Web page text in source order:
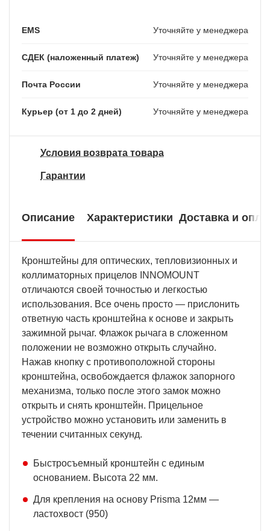
EMS Уточняйте у менеджера
СДЕК (наложенный платеж) Уточняйте у менеджера
Почта России Уточняйте у менеджера
Курьер (от 1 до 2 дней) Уточняйте у менеджера
Условия возврата товара
Гарантии
Описание Характеристики Доставка и
Кронштейны для оптических, тепловизионных и
коллиматорных прицелов INNOMOUNT
отличаются своей точностью и легкостью
использования. Все очень просто — прислонить
ответную часть кронштейна к основе и закрыть
зажимной рычаг. Флажок рычага в сложенном
положении не возможно открыть случайно.
Нажав кнопку с противоположной стороны
кронштейна, освобождается флажок запорного
механизма, только после этого замок можно
открыть и снять кронштейн. Прицельное
устройство можно установить или заменить в
течении считанных секунд.
Быстросъемный кронштейн с единым
основанием. Высота 22 мм.
Для крепления на основу Prisma 12мм —
ластохвост (950)